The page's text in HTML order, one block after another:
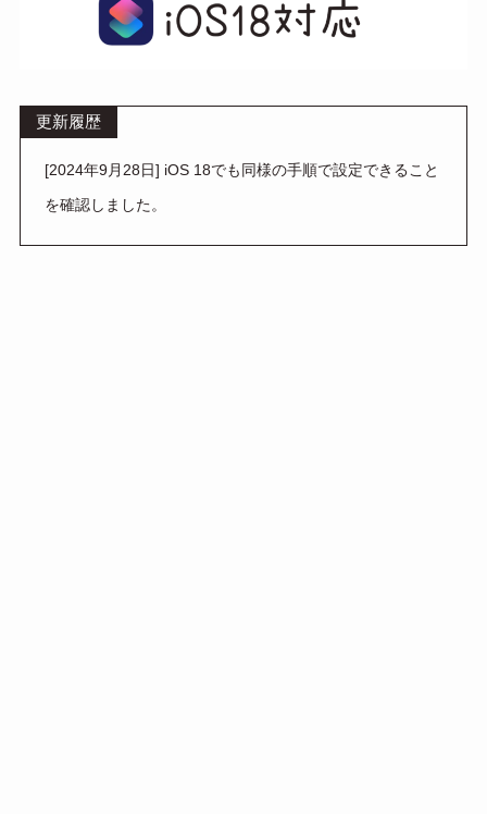
更新履歴
[2024年9月28日] iOS 18でも同様の手順で設定できること
を確認しました。